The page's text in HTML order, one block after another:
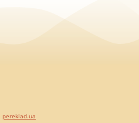
pereklad.ua